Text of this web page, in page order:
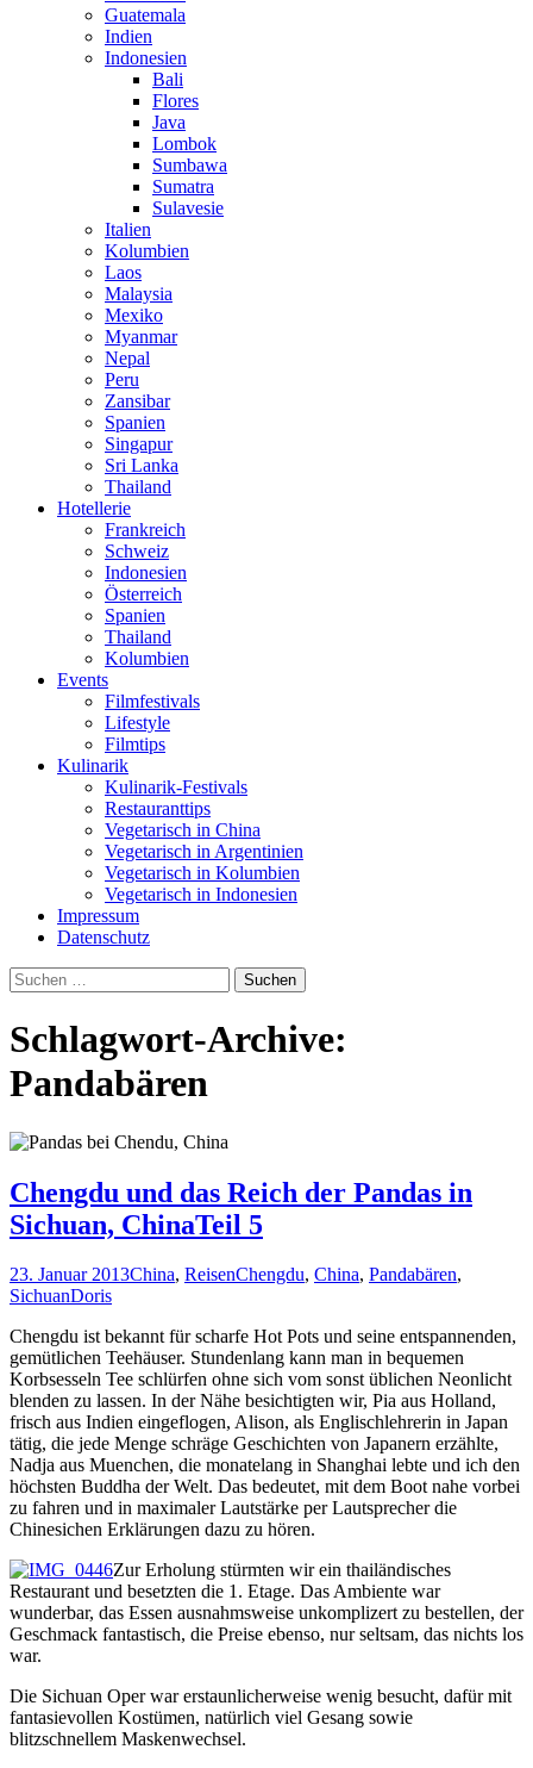
Guatemala
Indien
Indonesien
Bali
Flores
Java
Lombok
Sumbawa
Sumatra
Sulavesie
Italien
Kolumbien
Laos
Malaysia
Mexiko
Myanmar
Nepal
Peru
Zansibar
Spanien
Singapur
Sri Lanka
Thailand
Hotellerie
Frankreich
Schweiz
Indonesien
Österreich
Spanien
Thailand
Kolumbien
Events
Filmfestivals
Lifestyle
Filmtips
Kulinarik
Kulinarik-Festivals
Restauranttips
Vegetarisch in China
Vegetarisch in Argentinien
Vegetarisch in Kolumbien
Vegetarisch in Indonesien
Impressum
Datenschutz
Suchen
nach:
Schlagwort-Archive:
Pandabären
Chengdu und das Reich der Pandas in
Sichuan, ChinaTeil 5
23. Januar 2013China, ReisenChengdu, China, Pandabären,
SichuanDoris
Chengdu ist bekannt für scharfe Hot Pots und seine entspannenden,
gemütlichen Teehäuser. Stundenlang kann man in bequemen
Korbsesseln Tee schlürfen ohne sich vom sonst üblichen Neonlicht
blenden zu lassen. In der Nähe besichtigten wir, Pia aus Holland,
frisch aus Indien eingeflogen, Alison, als Englischlehrerin in Japan
tätig, die jede Menge schräge Geschichten von Japanern erzählte,
Nadja aus Muenchen, die monatelang in Shanghai lebte und ich den
höchsten Buddha der Welt. Das bedeutet, mit dem Boot nahe vorbei
zu fahren und in maximaler Lautstärke per Lautsprecher die
Chinesichen Erklärungen dazu zu hören.
Zur Erholung stürmten wir ein thailändisches
Restaurant und besetzten die 1. Etage. Das Ambiente war
wunderbar, das Essen ausnahmsweise unkomplizert zu bestellen, der
Geschmack fantastisch, die Preise ebenso, nur seltsam, das nichts los
war.
Die Sichuan Oper war erstaunlicherweise wenig besucht, dafür mit
fantasievollen Kostümen, natürlich viel Gesang sowie
blitzschnellem Maskenwechsel.